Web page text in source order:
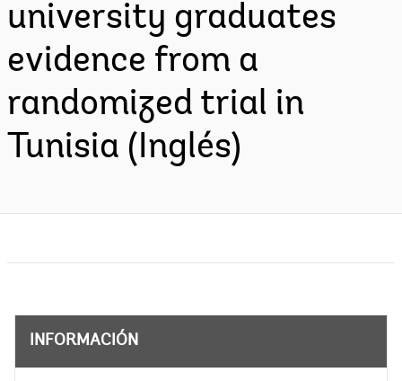
university graduates
evidence from a
randomized trial in
Tunisia (Inglés)
INFORMACIÓN